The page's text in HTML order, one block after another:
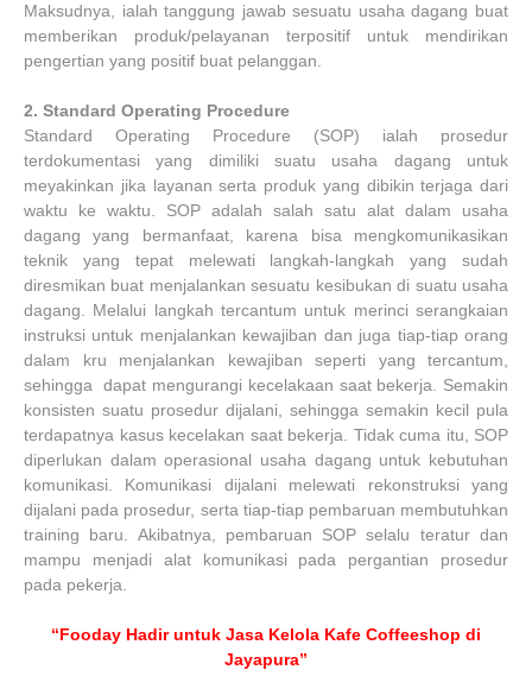
Maksudnya, ialah tanggung jawab sesuatu usaha dagang buat
memberikan produk/pelayanan terpositif untuk mendirikan
pengertian yang positif buat pelanggan.
2. Standard Operating Procedure
Standard Operating Procedure (SOP) ialah prosedur
terdokumentasi yang dimiliki suatu usaha dagang untuk
meyakinkan jika layanan serta produk yang dibikin terjaga dari
waktu ke waktu. SOP adalah salah satu alat dalam usaha
dagang yang bermanfaat, karena bisa mengkomunikasikan
teknik yang tepat melewati langkah-langkah yang sudah
diresmikan buat menjalankan sesuatu kesibukan di suatu usaha
dagang. Melalui langkah tercantum untuk merinci serangkaian
instruksi untuk menjalankan kewajiban dan juga tiap-tiap orang
dalam kru menjalankan kewajiban seperti yang tercantum,
sehingga dapat mengurangi kecelakaan saat bekerja. Semakin
konsisten suatu prosedur dijalani, sehingga semakin kecil pula
terdapatnya kasus kecelakan saat bekerja. Tidak cuma itu, SOP
diperlukan dalam operasional usaha dagang untuk kebutuhan
komunikasi. Komunikasi dijalani melewati rekonstruksi yang
dijalani pada prosedur, serta tiap-tiap pembaruan membutuhkan
training baru. Akibatnya, pembaruan SOP selalu teratur dan
mampu menjadi alat komunikasi pada pergantian prosedur
pada pekerja.
“Fooday Hadir untuk Jasa Kelola Kafe Coffeeshop di
Jayapura”